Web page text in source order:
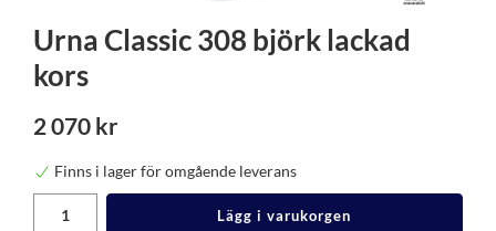
Urna Classic 308 björk lackad
kors
2 070 kr
Finns i lager för omgående leverans
Lägg i varukorgen